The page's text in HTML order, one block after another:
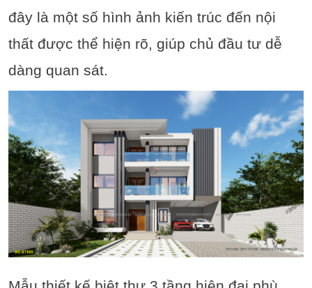
đây là một số hình ảnh kiến trúc đến nội
thất được thể hiện rõ, giúp chủ đầu tư dễ
dàng quan sát.